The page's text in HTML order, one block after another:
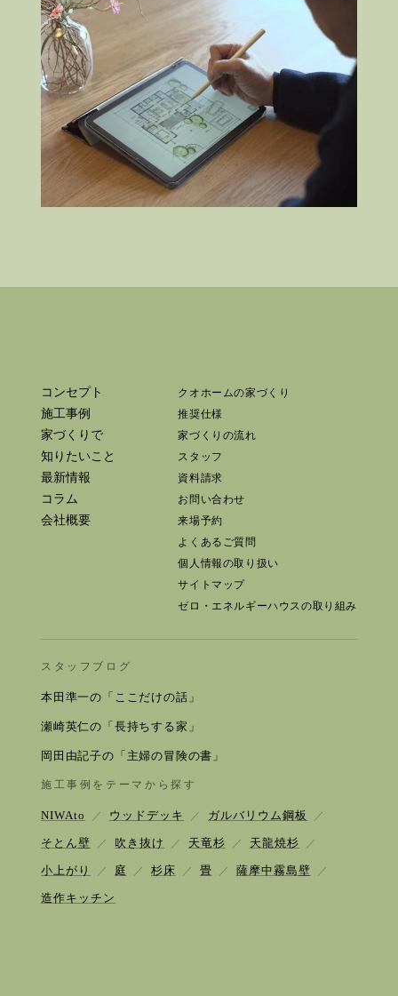
コンセプト
施工事例
家づくりで
知りたいこと
最新情報
コラム
会社概要
クオホームの家づくり
推奨仕様
家づくりの流れ
スタッフ
資料請求
お問い合わせ
来場予約
よくあるご質問
個人情報の取り扱い
サイトマップ
ゼロ・エネルギーハウスの取り組み
スタッフブログ
本田準一の「ここだけの話」
瀬崎英仁の「長持ちする家」
岡田由記子の「主婦の冒険の書」
施工事例をテーマから探す
NIWAto ／ ウッドデッキ ／ ガルバリウム鋼板 ／
そとん壁 ／ 吹き抜け ／ 天竜杉 ／ 天龍焼杉 ／
小上がり ／ 庭 ／ 杉床 ／ 畳 ／ 薩摩中霧島壁 ／
造作キッチン